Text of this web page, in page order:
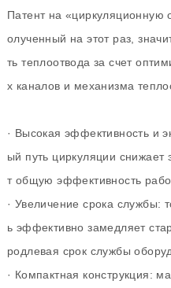
Патент на
олученный на этот раз,
ть теплоотвода за счет
х каналов и механизма
· Высокая эффективность и
ый путь циркуляции
т общую эффективность
· Увеличение срока службы:
ь эффективно замедляет
родлевая срок службы
· Компактная конструкция: